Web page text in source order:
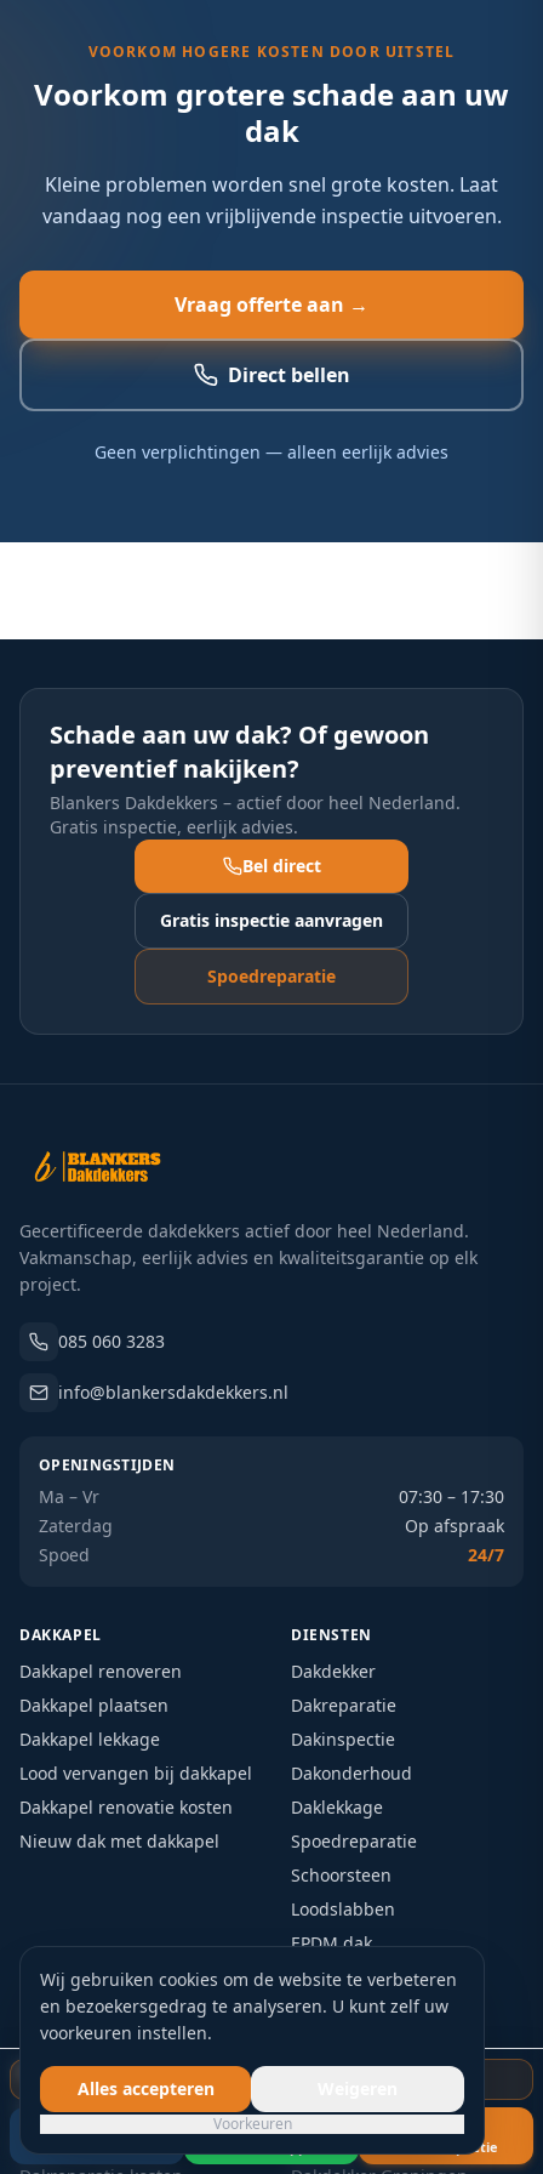
op voor meer informatie.
VOORKOM HOGERE KOSTEN DOOR UITSTEL
Voorkom grotere schade aan uw
dak
Kleine problemen worden snel grote kosten. Laat
vandaag nog een vrijblijvende inspectie uitvoeren.
Vraag offerte aan →
Direct bellen
Geen verplichtingen — alleen eerlijk advies
Schade aan uw dak? Of gewoon
preventief nakijken?
Blankers Dakdekkers – actief door heel Nederland.
Gratis inspectie, eerlijk advies.
Bel direct
Gratis inspectie aanvragen
Spoedreparatie
Gecertificeerde dakdekkers actief door heel Nederland.
Vakmanschap, eerlijk advies en kwaliteitsgarantie op elk
project.
085 060 3283
info@blankersdakdekkers.nl
OPENINGSTIJDEN
Ma – Vr
07:30 – 17:30
Zaterdag
Op afspraak
Spoed
24/7
DAKKAPEL
Dakkapel renoveren
Dakkapel plaatsen
Dakkapel lekkage
Lood vervangen bij dakkapel
Dakkapel renovatie kosten
Nieuw dak met dakkapel
DIENSTEN
Dakdekker
Dakreparatie
Dakinspectie
Dakonderhoud
Daklekkage
Spoedreparatie
Schoorsteen
Loodslabben
EPDM dak
Dakgoot vervangen
Nokvorsten
KOSTEN
Nieuw dak kosten
Dakdekker kosten
LOCATIES
Dakdekker Utrecht
Dakinspectie Utrecht
Gratis dakinspectie starten
Gratis inspectie
Wij gebruiken cookies om de website te verbeteren
en bezoekersgedrag te analyseren. U kunt zelf uw
voorkeuren instellen.
Alles accepteren
Voorkeuren